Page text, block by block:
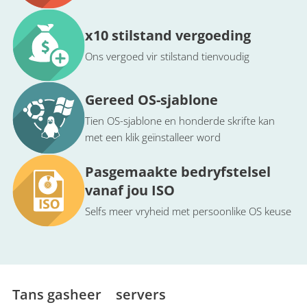
x10 stilstand vergoeding
Ons vergoed vir stilstand tienvoudig
Gereed OS-sjablone
Tien OS-sjablone en honderde skrifte kan
met een klik geïnstalleer word
Pasgemaakte bedryfstelsel
vanaf jou ISO
Selfs meer vryheid met persoonlike OS keuse
Tans gasheer servers